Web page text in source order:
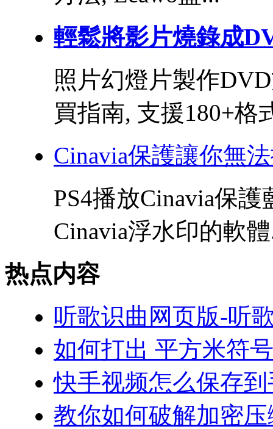
輕鬆將影片燒錄成
照片幻燈片製作
買指南, 支援180+格
Cinavia保護讓你無
PS4播放Cinavia保
Cinavia浮水印的軟
热点内容
听歌识曲网页版-听
如何打出 平方米符
快手视频怎么保存
教你如何破解加密